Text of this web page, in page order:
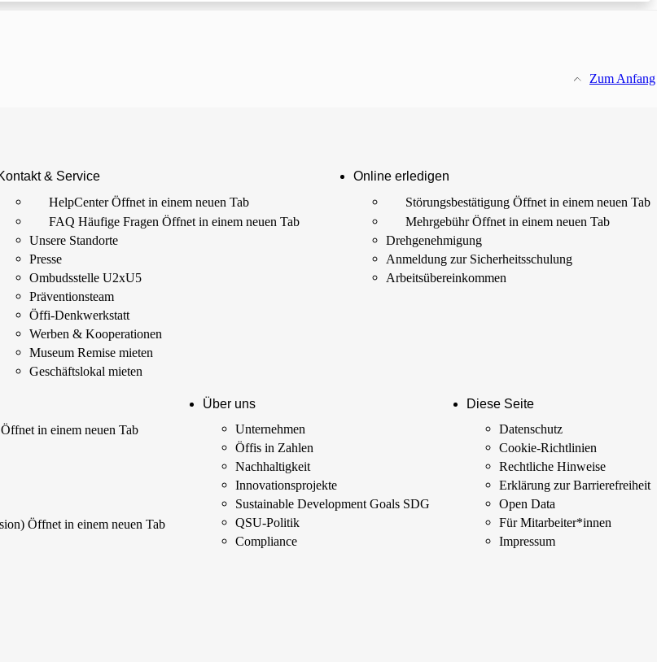
Zum Anfang
& Service
HelpCenterÖffnet in einem neuen Tab
FAQ Häufige Fragen Öffnet in einem neuen Tab
Unsere Standorte
Presse
Ombudsstelle U2xU5
Präventionsteam
Öffi-Denkwerkstatt
Werben & Kooperationen
Museum Remise mieten
Geschäftslokal mieten
Online erledigen
Störungs­bestätigung Öffnet in einem neuen Tab
MehrgebührÖffnet in einem neuen Tab
Drehgenehmigung
Anmeldung zur Sicherheits­schulung
Arbeits­übereinkommen
Öffnet in einem neuen Tab
Öffnet in einem neuen Tab
Über uns
Unternehmen
Öffis in Zahlen
Nachhaltigkeit
Innovations­projekte
Sustainable Development Goals SDG
QSU-Politik
Compliance
Diese Seite
Datenschutz
Cookie-Richtlinien
Rechtliche Hinweise
Erklärung zur Barrierefreiheit
Open Data
Für Mitarbeiter­*innen
Impressum